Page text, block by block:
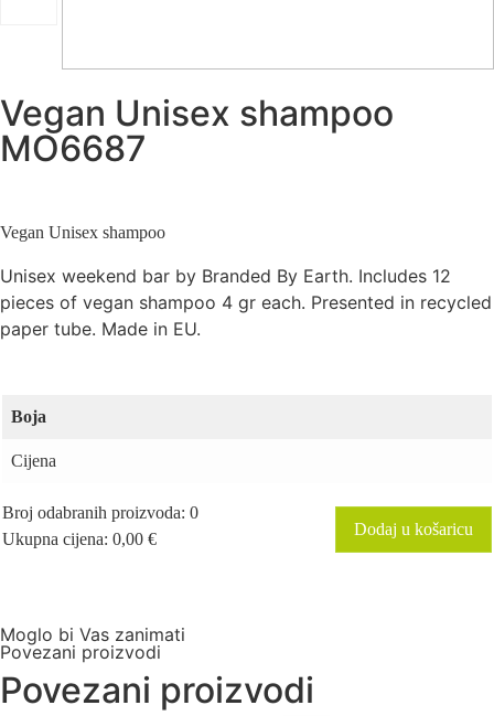
Vegan Unisex shampoo
MO6687
Vegan Unisex shampoo
Unisex weekend bar by Branded By Earth. Includes 12
pieces of vegan shampoo 4 gr each. Presented in recycled
paper tube. Made in EU.
Boja
Cijena
Broj odabranih proizvoda: 0
Ukupna cijena: 0,00 €
Dodaj u košaricu
Moglo bi Vas zanimati
Povezani proizvodi
Povezani proizvodi